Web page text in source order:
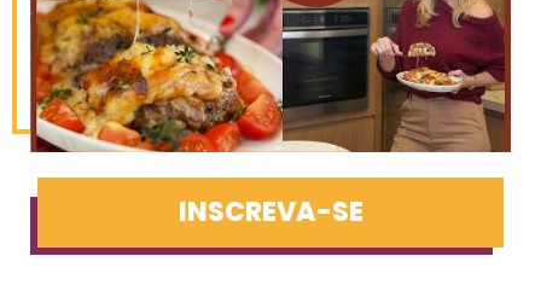
INSCREVA-SE